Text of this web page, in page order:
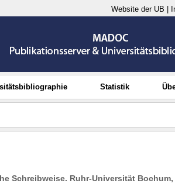
Website der UB
Statistik
Schreibweise. Ruhr-Universität Bochum,